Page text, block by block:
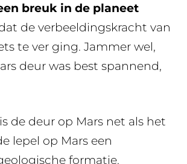
breuk in de planeet
de verbeeldingskracht van
te ver ging. Jammer wel,
deur was best spannend,
de deur op Mars net als het
lepel op Mars een
formatie.